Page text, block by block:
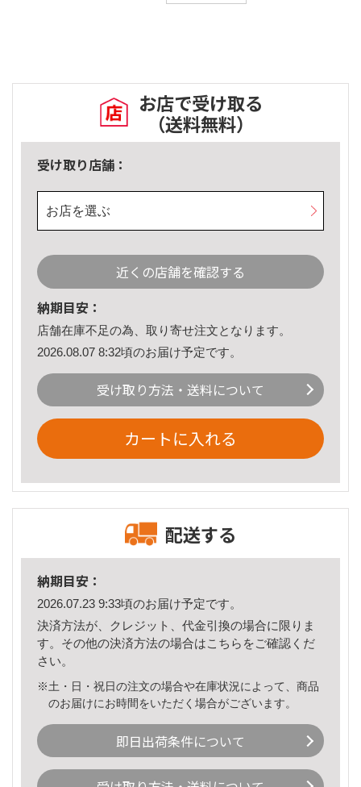
お店で受け取る
（送料無料）
受け取り店舗：
お店を選ぶ
近くの店舗を確認する
納期目安：
店舗在庫不足の為、取り寄せ注文となります。
2026.08.07 8:32頃のお届け予定です。
受け取り方法・送料について
カートに入れる
配送する
納期目安：
2026.07.23 9:33頃のお届け予定です。
決済方法が、クレジット、代金引換の場合に限りま
す。その他の決済方法の場合はこちら をご確認くだ
さい。
※土・日・祝日の注文の場合や在庫状況によって、商品
のお届けにお時間をいただく場合がございます。
即日出荷条件について